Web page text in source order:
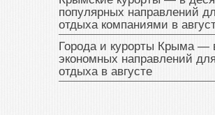
популярных направлений
отдыха компаниями в
Города и курорты Крыма —
экономных направлений для
отдыха в августе